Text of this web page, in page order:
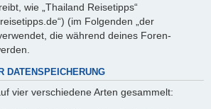
wie „Thailand Reisetipps“
(im Folgenden „der
die während deines Foren-
DATENSPEICHERUNG
vier verschiedene Arten gesammelt: